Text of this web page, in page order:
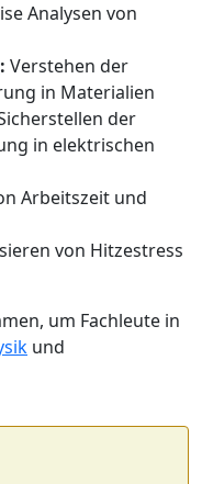
Analysen von
: Verstehen der
in Materialien
der
in elektrischen
Arbeitszeit und
von Hitzestress
um Fachleute in
und